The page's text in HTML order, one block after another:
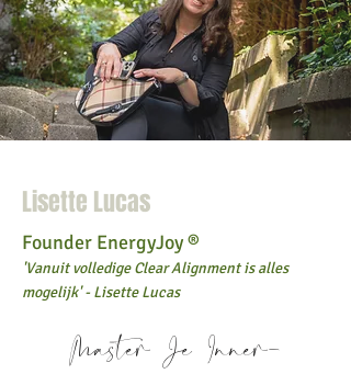
Lisette Lucas
Founder EnergyJoy ®
'Vanuit volledige Clear Alignment is alles
mogelijk' - Lisette Lucas
Master Je Inner-